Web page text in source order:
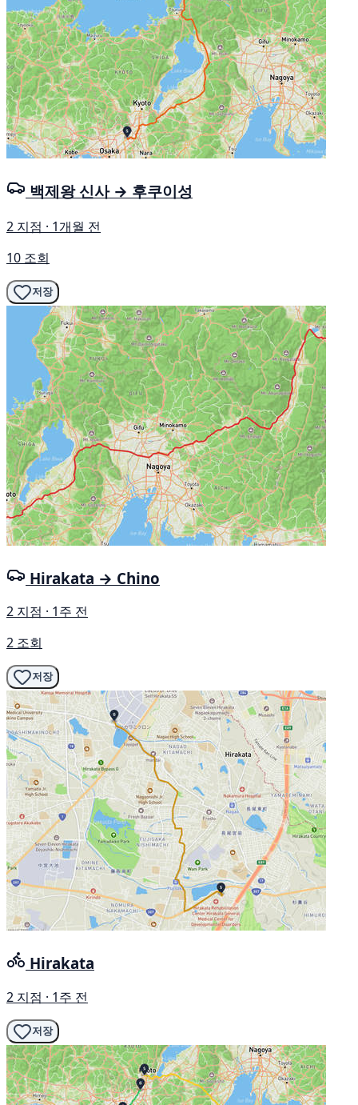
백제왕 신사 → 후쿠이성
2 지점 · 1개월 전
10 조회
저장
Hirakata → Chino
2 지점 · 1주 전
2 조회
저장
Hirakata
2 지점 · 1주 전
저장